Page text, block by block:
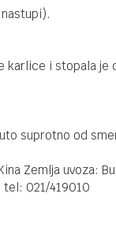
karlice i stopala je
suprotno od
Zemlja uvoza:
tel: 021/419010